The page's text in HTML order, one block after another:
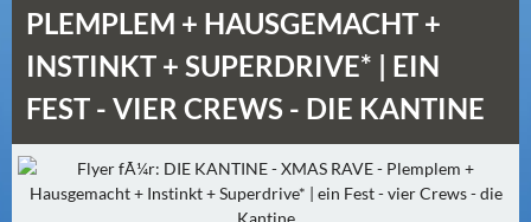
E
(
0
)
M
O
PLEMPLEM + HAUSGEMACHT +
INSTINKT + SUPERDRIVE* | EIN
FEST - VIER CREWS - DIE KANTINE